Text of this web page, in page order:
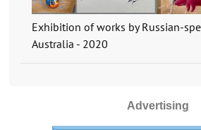
Exhibition of works by Russian-
Australia - 2020
Advertising